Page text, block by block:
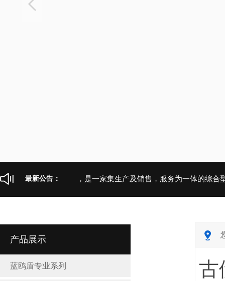
最新公告：
护科技有限公司，是一家集生产及销售，服务为一体的综合型
产品展示
蓝鸥盾专业系列 古